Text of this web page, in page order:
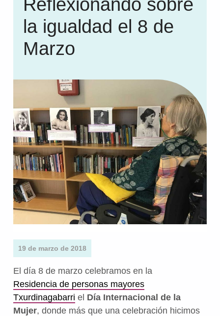
Reflexionando sobre
la igualdad el 8 de
Marzo
19 de marzo de 2018
El día 8 de marzo celebramos en la
Residencia de personas mayores
Txurdinagabarri el Día Internacional de la
Mujer, donde más que una celebración hicimos